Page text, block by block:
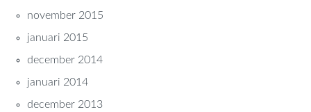
november 2015
januari 2015
december 2014
januari 2014
december 2013